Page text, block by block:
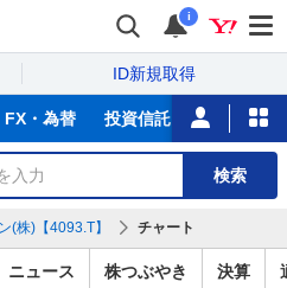
i
ID新規取得
FX・為替 投資信託 ニュース
検索
(株)【4093.T】 チャート
ニュース 株つぶやき 決算